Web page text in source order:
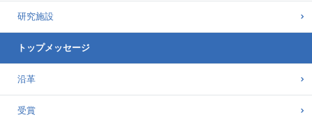
研究施設
トップメッセージ
沿革
受賞